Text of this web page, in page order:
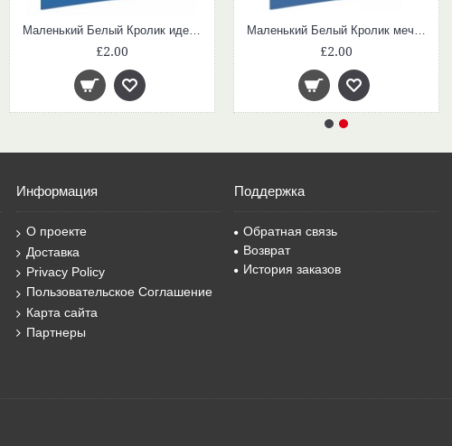
Маленький Белый Кролик идет за покупками
£2.00
Маленький Белый Кролик мечтает
£2.00
Информация
О проекте
Доставка
Privacy Policy
Пользовательское Соглашение
Карта сайта
Партнеры
Поддержка
Обратная связь
Возврат
История заказов